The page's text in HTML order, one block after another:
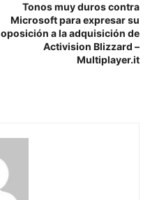
Tonos muy duros contra
Microsoft para expresar su
oposición a la adquisición de
Activision Blizzard –
Multiplayer.it